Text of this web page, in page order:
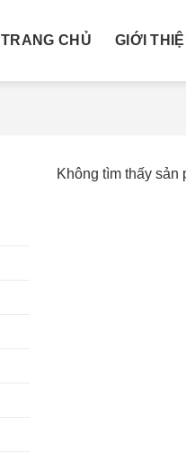
TRANG CHỦ GIỚI
Không tìm thấy